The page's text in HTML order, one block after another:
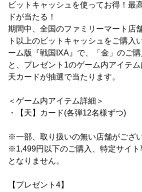
ビットキャッシュを使ってお得！最
ドが当たる！
期間中、全国のファミリーマート店
ト以上のビットキャッシュをご購入
ーム版『戦国IXA』で、「金」のご
と、プレゼント1のゲーム内アイテ
天カードが抽選で当たります。
＜ゲーム内アイテム詳細＞
・【天】カード(各弾12名様ずつ)
※一部、取り扱いの無い店舗がござい
※1,499円以下のご購入、特定サイト
となりません。
【プレゼント4】